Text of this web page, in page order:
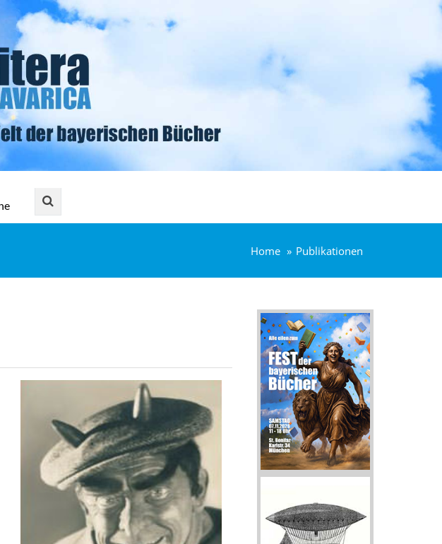
Home Publikationen